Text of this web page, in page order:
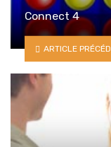
Connect 4
ARTICLE